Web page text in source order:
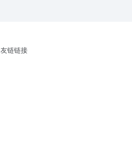
友链链接